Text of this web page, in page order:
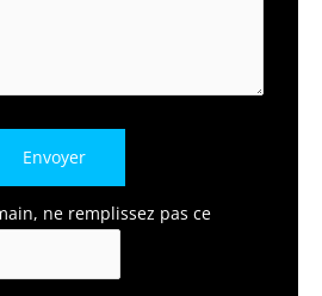
Envoyer
ne remplissez pas ce